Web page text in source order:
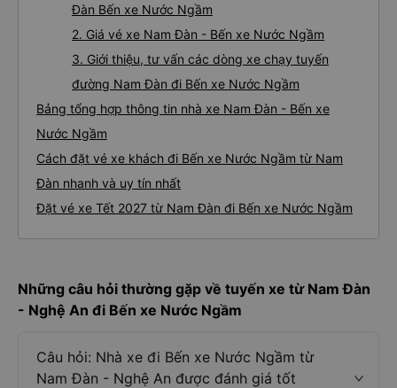
Đàn Bến xe Nước Ngầm
2. Giá vé xe Nam Đàn - Bến xe Nước Ngầm
3. Giới thiệu, tư vấn các dòng xe chạy tuyến
đường Nam Đàn đi Bến xe Nước Ngầm
Bảng tổng hợp thông tin nhà xe Nam Đàn - Bến xe
Nước Ngầm
Cách đặt vé xe khách đi Bến xe Nước Ngầm từ Nam
Đàn nhanh và uy tín nhất
Đặt vé xe Tết 2027 từ Nam Đàn đi Bến xe Nước Ngầm
Những câu hỏi thường gặp về tuyến xe từ Nam Đàn
- Nghệ An đi Bến xe Nước Ngầm
Câu hỏi: Nhà xe đi Bến xe Nước Ngầm từ
Nam Đàn - Nghệ An được đánh giá tốt